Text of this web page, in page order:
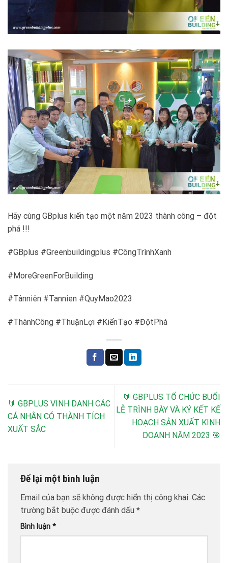
Hãy cùng GBplus kiến tạo một năm 2023 thành công – đột
phá !!!
#GBplus #Greenbuildingplus #CôngTrìnhXanh
#MoreGreenForBuilding
#Tânniên #Tannien #QuyMao2023
#ThànhCông #ThuậnLợi #KiếnTạo #ĐộtPhá
🔰 GBPLUS VINH DANH CÁC
CÁ NHÂN CÓ THÀNH TÍCH
XUẤT SẮC
🔰 GBPLUS TỔ CHỨC BUỔI
LỄ TRÌNH BÀY VÀ KÝ KẾT KẾ
HOẠCH SẢN XUẤT KINH
DOANH NĂM 2023 ️🎯
Để lại một bình luận
Email của bạn sẽ không được hiển thị công khai. Các
trường bắt buộc được đánh dấu *
Bình luận *